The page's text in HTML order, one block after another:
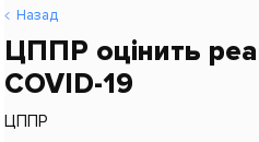
Назад
ЦППР оцінить
COVID-19
ЦППР